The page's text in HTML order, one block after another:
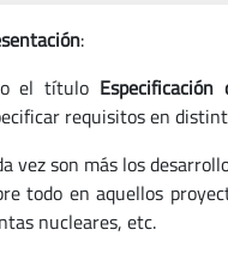
:
el título
requisitos en
vez son más los
todo en aquellos
nucleares, etc.